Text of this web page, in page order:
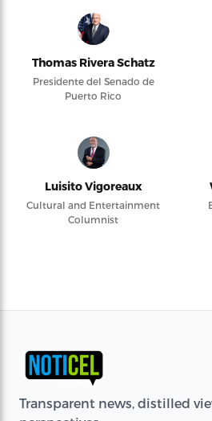
Thomas Rivera Schatz
Presidente del Senado de
Puerto Rico
Luisito Vigoreaux
Cultural and Entertainment
Columnist
Transparent news, distilled